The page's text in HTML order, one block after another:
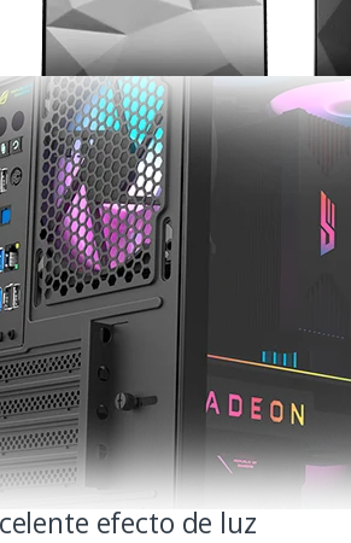
efecto de luz